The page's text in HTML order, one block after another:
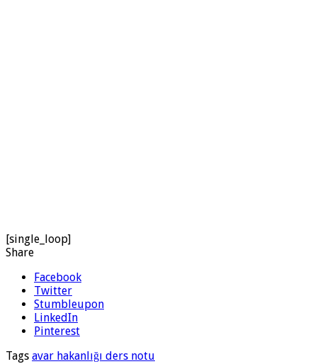
[single_loop]
Share
Facebook
Twitter
Stumbleupon
LinkedIn
Pinterest
Tags avar hakanlığı ders notu